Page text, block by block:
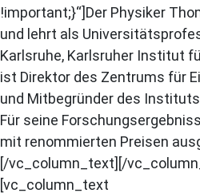
!important;}“]Der Physiker
und lehrt als
Karlsruhe, Karlsruher Institut
ist Direktor des Zentrums für
und Mitbegründer des
Für seine
mit renommierten Preisen
[/vc_column_text][/
[vc_column_text